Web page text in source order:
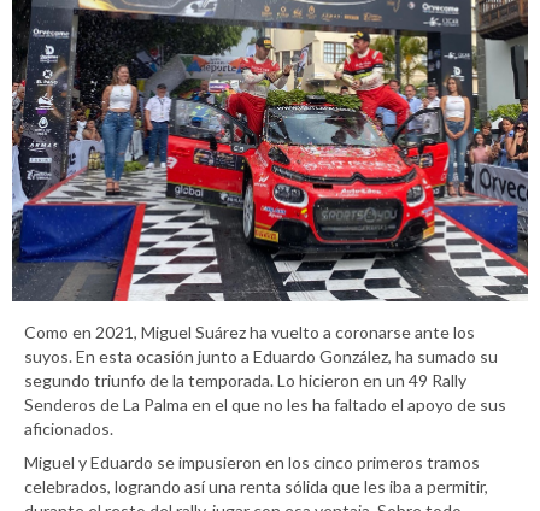
Como en 2021, Miguel Suárez ha vuelto a coronarse ante los
suyos. En esta ocasión junto a Eduardo González, ha sumado su
segundo triunfo de la temporada. Lo hicieron en un 49 Rally
Senderos de La Palma en el que no les ha faltado el apoyo de sus
aficionados.
Miguel y Eduardo se impusieron en los cinco primeros tramos
celebrados, logrando así una renta sólida que les iba a permitir,